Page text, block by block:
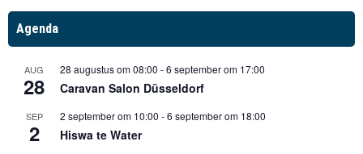
Agenda
AUG
28
28 augustus om 08:00 -6 september om 17:00
Caravan Salon Düsseldorf
SEP
2
2 september om 10:00 -6 september om 18:00
Hiswa te Water